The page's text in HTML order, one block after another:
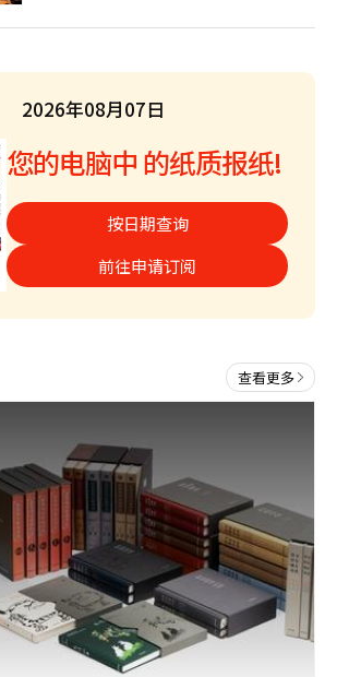
2026年08月07日
您的电脑中 的纸质报纸!
按日期查询
前往申请订阅
查看更多